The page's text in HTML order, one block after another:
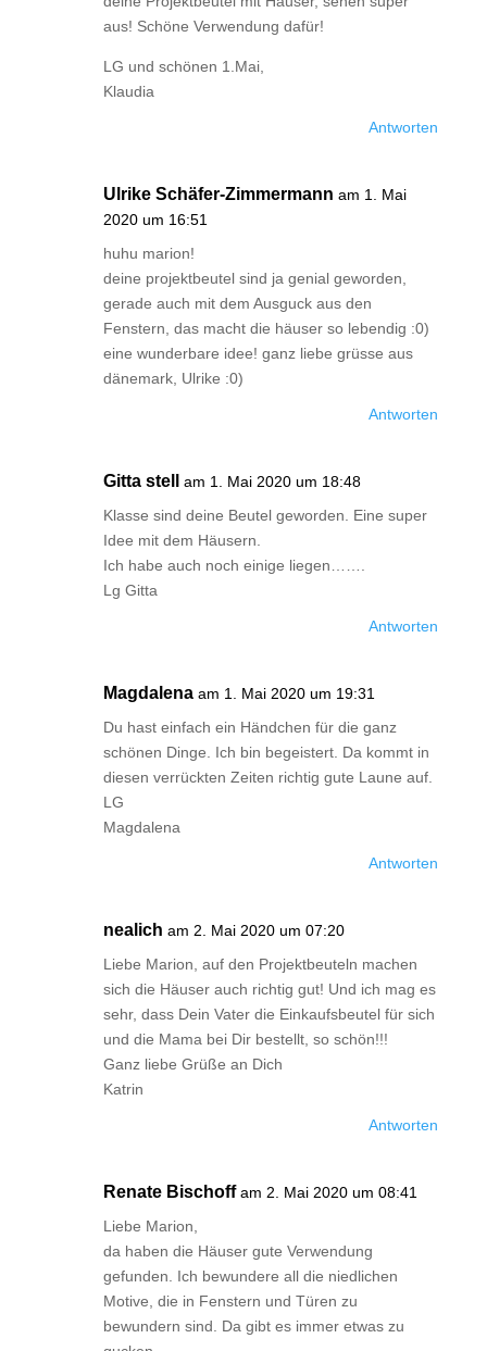
aus! Schöne Verwendung dafür!
LG und schönen 1.Mai,
Klaudia
Antworten
Ulrike Schäfer-Zimmermann am 1. Mai
2020 um 16:51
huhu marion!
deine projektbeutel sind ja genial geworden,
gerade auch mit dem Ausguck aus den
Fenstern, das macht die häuser so lebendig :0)
eine wunderbare idee! ganz liebe grüsse aus
dänemark, Ulrike :0)
Antworten
Gitta stell
am 1. Mai 2020 um 18:48
Klasse sind deine Beutel geworden. Eine super
Idee mit dem Häusern.
Ich habe auch noch einige liegen…….
Lg Gitta
Antworten
Magdalena am 1. Mai 2020 um 19:31
Du hast einfach ein Händchen für die ganz
schönen Dinge. Ich bin begeistert. Da kommt in
diesen verrückten Zeiten richtig gute Laune auf.
LG
Magdalena
Antworten
nealich am 2. Mai 2020 um 07:20
Liebe Marion, auf den Projektbeuteln machen
sich die Häuser auch richtig gut! Und ich mag es
sehr, dass Dein Vater die Einkaufsbeutel für sich
und die Mama bei Dir bestellt, so schön!!!
Ganz liebe Grüße an Dich
Katrin
Antworten
Renate Bischoff am 2. Mai 2020 um 08:41
Liebe Marion,
da haben die Häuser gute Verwendung
gefunden. Ich bewundere all die niedlichen
Motive, die in Fenstern und Türen zu
bewundern sind. Da gibt es immer etwas zu